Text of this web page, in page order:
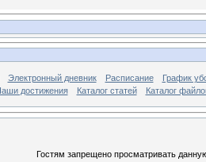
Электронный дневник Расписание
График
достижения Каталог статей Каталог
Гостям запрещено просматривать